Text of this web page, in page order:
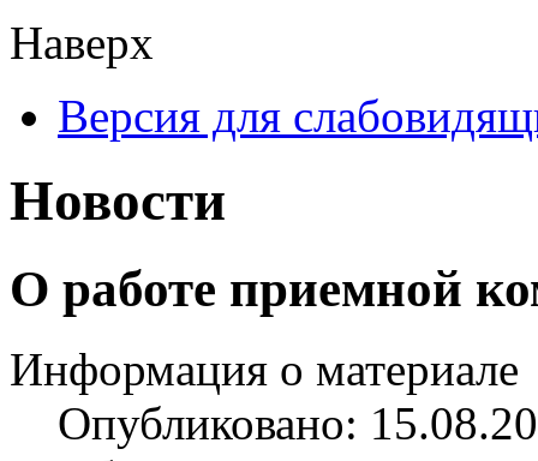
Наверх
Версия для
Новости
О работе приемной
Информация о материале
Опубликовано: